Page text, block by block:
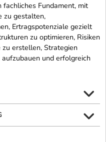
Fundament, mit
zu gestalten,
Ertragspotenziale gezielt
zu optimieren, Risiken
zu erstellen, Strategien
und erfolgreich